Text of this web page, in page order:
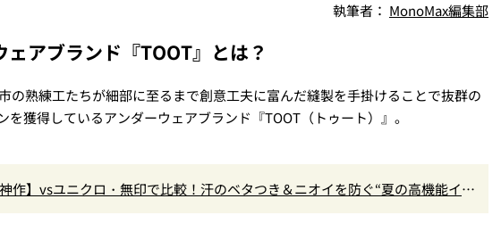
執筆者： MonoMax編集部
アブランド『TOOT』とは？
の熟練工たちが細部に至るまで創意工夫に富んだ縫製を手掛けることで抜群の
獲得しているアンダーウェアブランド『TOOT（トゥート）』。
作】vsユニクロ・無印で比較！汗のベタつき＆ニオイを防ぐ“夏の高機能イン